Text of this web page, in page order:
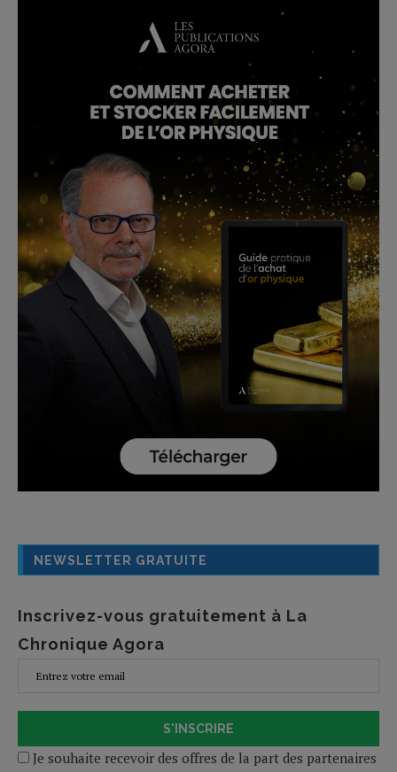
NEWSLETTER GRATUITE
Inscrivez-vous gratuitement à La
Chronique Agora
S'INSCRIRE
Je souhaite recevoir des offres de la part des partenaires